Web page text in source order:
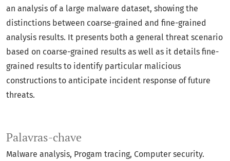
Palavras-chave
Malware analysis Progam tracing Computer security.
an analysis of a large malware dataset, showing the
distinctions between coarse-grained and fine-grained
analysis results. It presents both a general threat scenario
based on coarse-grained results as well as it details fine-
grained results to identify particular malicious
constructions to anticipate incident response of future
threats.